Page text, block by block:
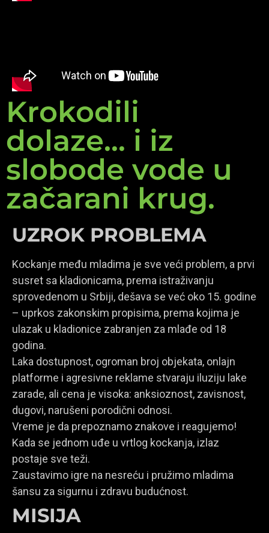
Krokodili
dolaze... i iz
slobode vode u
začarani krug.
UZROK PROBLEMA
Kockanje među mladima je sve veći problem, a prvi
susret sa kladionicama, prema istraživanju
sprovedenom u Srbiji, dešava se već oko 15. godine
– uprkos zakonskim propisima, prema kojima je
ulazak u kladionice zabranjen za mlađe od 18
godina.
Laka dostupnost, ogroman broj objekata, onlajn
platforme i agresivne reklame stvaraju iluziju lake
zarade, ali cena je visoka: anksioznost, zavisnost,
dugovi, narušeni porodični odnosi.
Vreme je da prepoznamo znakove i reagujemo!
Kada se jednom uđe u vrtlog kockanja, izlaz
postaje sve teži.
Zaustavimo igre na nesreću i pružimo mladima
šansu za sigurnu i zdravu budućnost.
MISIJA